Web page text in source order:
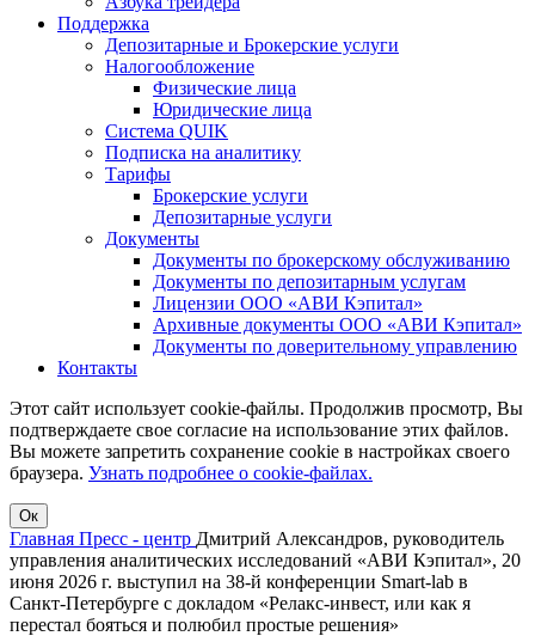
Поддержка
Депозитарные и Брокерские услуги
Налогообложение
Физические лица
Юридические лица
Система QUIK
Подписка на аналитику
Тарифы
Брокерские услуги
Депозитарные услуги
Документы
Документы по брокерскому обслуживанию
Документы по депозитарным услугам
Лицензии ООО «АВИ Кэпитал»
Архивные документы ООО «АВИ Кэпитал»
Документы по доверительному управлению
Контакты
Этот сайт использует cookie-файлы. Продолжив просмотр, Вы
подтверждаете свое согласие на использование этих файлов.
Вы можете запретить сохранение cookie в настройках своего
браузера. Узнать подробнее о cookie-файлах.
Ок
Главная Пресс - центр Дмитрий Александров, руководитель
управления аналитических исследований «АВИ Кэпитал», 20
июня 2026 г. выступил на 38-й конференции Smart-lab в
Санкт-Петербурге с докладом «Релакс-инвест, или как я
перестал бояться и полюбил простые решения»